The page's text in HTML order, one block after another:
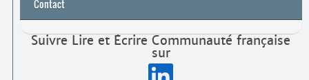
Contact
Suivre Lire et Écrire Communauté française
sur